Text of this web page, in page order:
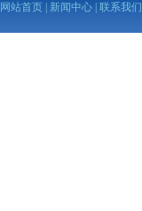
网站首页
新闻中心 联系我们